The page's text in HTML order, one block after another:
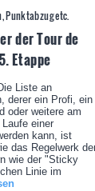
Punktabzug etc.
der Tour de
Etappe
Liste an
derer ein Profi, ein
oder weitere am
einer
kann, ist
das Regelwerk
wie der "Sticky
Linie im